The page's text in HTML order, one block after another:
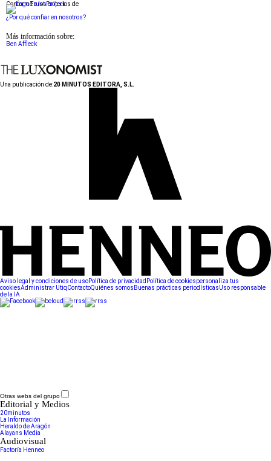
Conforme a los criterios de
¿Por qué confiar en nosotros?
Más información sobre:
Ben Affleck
Una publicación de:20 MINUTOS EDITORA, S.L.
Aviso legal y condiciones de usoPolítica de privacidad Política de cookiespersonaliza tus
cookiesAdministrar UtiqContactoQuiénes somos Buenas prácticas periodísticasUso responsable
de la IA
Otras webs del grupo
Editorial y Medios
20minutos
La Información
Heraldo de Aragón
Alayans Media
Audiovisual
Factoría Henneo